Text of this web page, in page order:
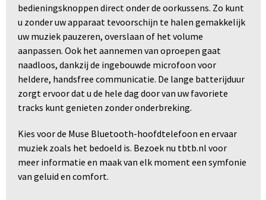
bedieningsknoppen direct onder de oorkussens. Zo kunt
u zonder uw apparaat tevoorschijn te halen gemakkelijk
uw muziek pauzeren, overslaan of het volume
aanpassen. Ook het aannemen van oproepen gaat
naadloos, dankzij de ingebouwde microfoon voor
heldere, handsfree communicatie. De lange batterijduur
zorgt ervoor dat u de hele dag door van uw favoriete
tracks kunt genieten zonder onderbreking.
Kies voor de Muse Bluetooth-hoofdtelefoon en ervaar
muziek zoals het bedoeld is. Bezoek nu tbtb.nl voor
meer informatie en maak van elk moment een symfonie
van geluid en comfort.